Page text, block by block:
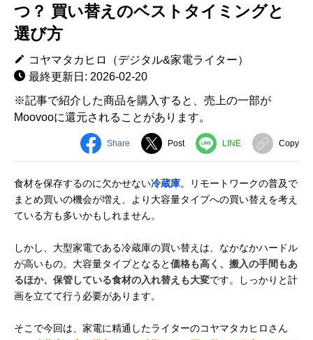
つ？ 買い替えのベストタイミングと
選び方
コヤマタカヒロ（デジタル&家電ライター）
最終更新日: 2026-02-20
※記事で紹介した商品を購入すると、売上の一部が
Moovooに還元されることがあります。
Share Post LINE Copy
食材を保存するのに欠かせない冷蔵庫。リモートワークの普及で
まとめ買いの機会が増え、より大容量タイプへの買い替えを考え
ている方も多いかもしれません。
しかし、大型家電である冷蔵庫の買い替えは、なかなかハードル
が高いもの。大容量タイプとなると価格も高く、搬入の手間もあ
るほか、保管している食材の入れ替えも大変です。しっかりと計
画を立てて行う必要があります。
そこで今回は、家電に精通したライターのコヤマタカヒロさん